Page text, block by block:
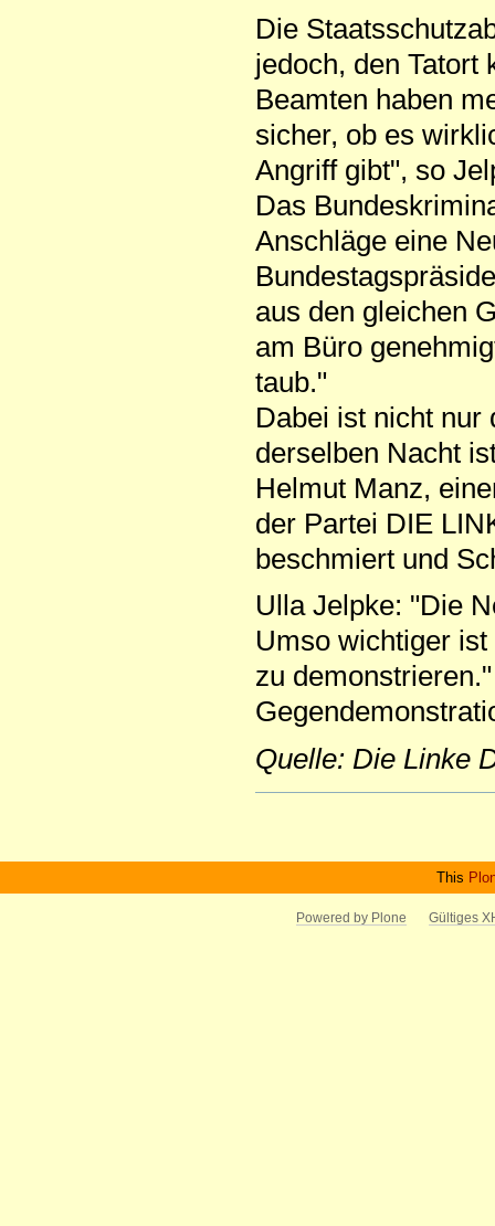
Die
jedoch, den Tatort
Beamten haben
sicher, ob es
Angriff gibt", so
Das
Anschläge eine
aus den gleichen
am Büro
taub."
Dabei ist nicht nur
derselben Nacht
Helmut Manz,
der Partei DIE
beschmiert und
Ulla Jelpke: "Die
Umso wichtiger
zu
Quelle: Die Linke
This
Powered by Plone Gültiges